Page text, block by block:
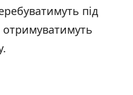
під